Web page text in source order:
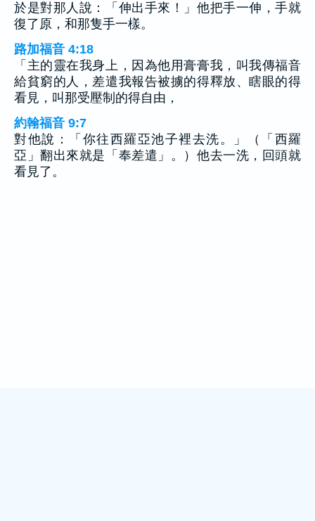
於是對那人說：「伸出手來！」他把手一伸，手就
復了原，和那隻手一樣。
路加福音 4:18
「主的靈在我身上，因為他用膏膏我，叫我傳福音
給貧窮的人，差遣我報告被擄的得釋放、瞎眼的得
看見，叫那受壓制的得自由，
約翰福音 9:7
對他說：「你往西羅亞池子裡去洗。」（「西羅
亞」翻出來就是「奉差遣」。）他去一洗，回頭就
看見了。